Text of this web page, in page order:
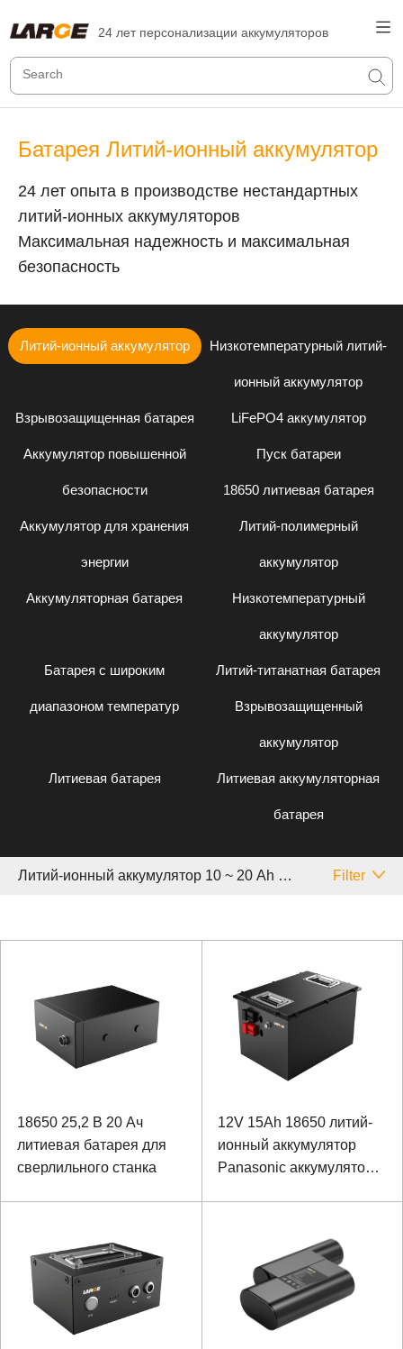
24 лет персонализации аккумуляторов
Батарея Литий-ионный аккумулятор
24 лет опыта в производстве нестандартных
литий-ионных аккумуляторов
Максимальная надежность и максимальная
безопасность
Литий-ионный аккумулятор Низкотемпературный литий-
ионный аккумулятор
Взрывозащищенная батарея LiFePO4 аккумулятор
Аккумулятор повышенной
безопасности
Пуск батареи
18650 литиевая батарея
Аккумулятор для хранения
энергии
Литий-полимерный
аккумулятор
Аккумуляторная батарея Низкотемпературный
аккумулятор
Батарея с широким
диапазоном температур
Литий-титанатная батарея
Взрывозащищенный
аккумулятор
Литиевая батарея Литиевая аккумуляторная
батарея
Литий-ионный аккумулятор 10 ~ 20 Аh Panasonic Filter
18650 25,2 В 20 Ач
литиевая батарея для
сверлильного станка
12V 15Ah 18650 литий-
ионный аккумулятор
Panasonic аккумулятор